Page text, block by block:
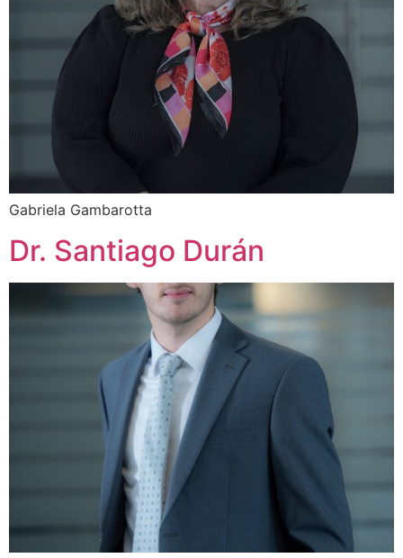
Gabriela Gambarotta
Dr. Santiago Durán